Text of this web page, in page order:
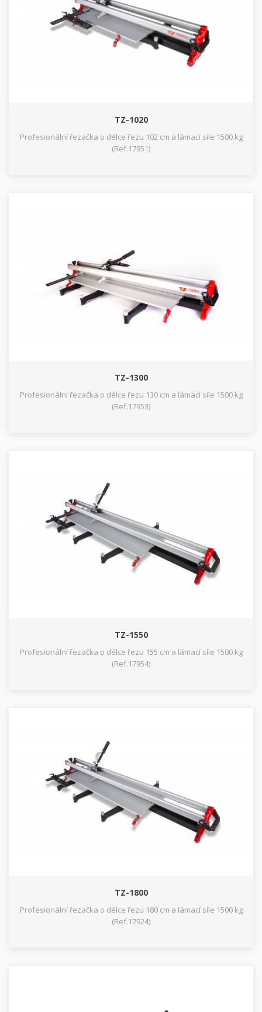
TZ-1020
Profesionální řezačka o délce řezu 102 cm a lámací síle 1500 kg
(Ref.17951)
TZ-1300
Profesionální řezačka o délce řezu 130 cm a lámací síle 1500 kg
(Ref.17953)
TZ-1550
Profesionální řezačka o délce řezu 155 cm a lámací síle 1500 kg
(Ref.17954)
TZ-1800
Profesionální řezačka o délce řezu 180 cm a lámací síle 1500 kg
(Ref.17924)